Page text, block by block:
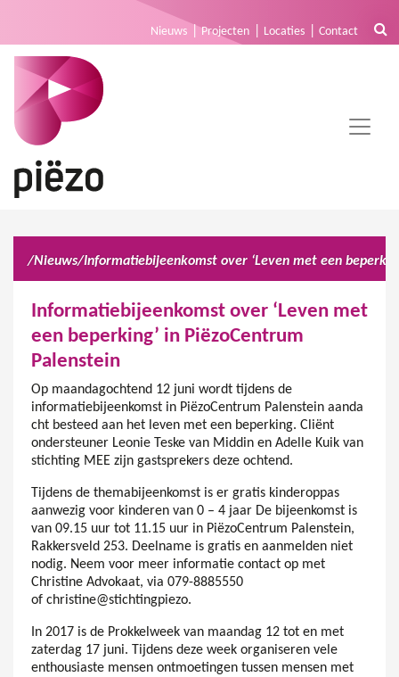
Nieuws Projecten Locaties Contact
/Nieuws/
Informatiebijeenkomst over ‘Leven met
een beperking’ in PiëzoCentrum
Palenstein
Op maandagochtend 12 juni wordt tijdens de
informatiebijeenkomst in PiëzoCentrum Palenstein aanda
cht besteed aan het leven met een beperking. Cliënt
ondersteuner Leonie Teske van Middin en Adelle Kuik van
stichting MEE zijn gastsprekers deze ochtend.
Tijdens de themabijeenkomst is er gratis kinderoppas
aanwezig voor kinderen van 0 – 4 jaar De bijeenkomst is
van 09.15 uur tot 11.15 uur in PiëzoCentrum Palenstein,
Rakkersveld 253. Deelname is gratis en aanmelden niet
nodig. Neem voor meer informatie contact op met
Christine Advokaat, via 079-8885550
of christine@stichtingpiezo.
In 2017 is de Prokkelweek van maandag 12 tot en met
zaterdag 17 juni. Tijdens deze week organiseren vele
enthousiaste mensen ontmoetingen tussen mensen met